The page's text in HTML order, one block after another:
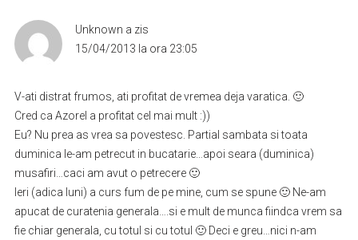
Unknown a zis
15/04/2013 la ora 23:05
V-ati distrat frumos, ati profitat de vremea deja varatica. 🙂
Cred ca Azorel a profitat cel mai mult :))
Eu? Nu prea as vrea sa povestesc. Partial sambata si toata
duminica le-am petrecut in bucatarie…apoi seara (duminica)
musafiri…caci am avut o petrecere 🙂
Ieri (adica luni) a curs fum de pe mine, cum se spune 🙂 Ne-am
apucat de curatenia generala….si e mult de munca fiindca vrem sa
fie chiar generala, cu totul si cu totul 🙂 Deci e greu…nici n-am